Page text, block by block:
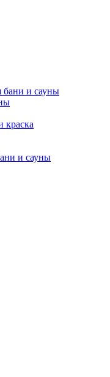
бани и сауны
краска
и сауны